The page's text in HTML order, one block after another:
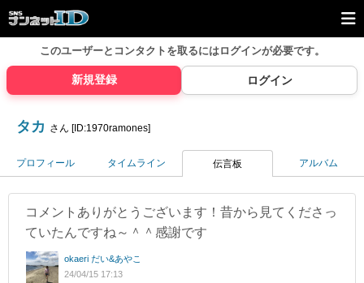
このユーザーとコンタクトを取るにはログインが必要です。
新規登録 ログイン
タカ さん [ID:1970ramones]
プロフィール タイムライン 伝言板 アルバム
コメントありがとうございます！昔から見てくださっ
ていたんですね～＾＾感謝です
okaeri だい&あやこ
24/04/15 17:13